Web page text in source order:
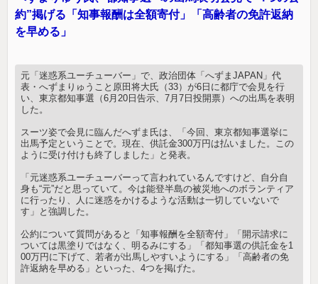
約”掲げる「知事報酬は全額寄付」「高齢者の免許返納
を早める」
元「迷惑系ユーチューバー」で、政治団体「へずまJAPAN」代
表・へずまりゅうこと原田将大氏（33）が6日に都庁で会見を行
い、東京都知事選（6月20日告示、7月7日投開票）への出馬を表明
した。
スーツ姿で会見に臨んだへずま氏は、「今回、東京都知事選挙に
出馬予定ということで。現在、供託金300万円は払いました。この
ように受け付けも終了しました」と発表。
「元迷惑系ユーチューバーって言われているんですけど、自分自
身も“元”だと思っていて。今は能登半島の被災地へのボランティア
に行ったり、人に迷惑をかけるような活動は一切していないで
す」と強調した。
公約について質問があると「知事報酬を全額寄付」「開示請求に
ついては黒塗りではなく、明るみにする」「都知事選の供託金を1
00万円に下げて、若者が出馬しやすいようにする」「高齢者の免
許返納を早める」といった、4つを掲げた。